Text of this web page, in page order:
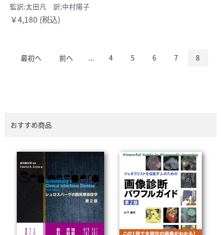
監訳:太田凡 訳:中村陽子
￥4,180 (税込)
最初へ 前へ ... 4 5 6 7 8
おすすめ商品